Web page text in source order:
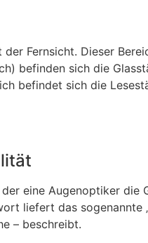
Fernsicht. Dieser
befinden sich die
befindet sich die
eine Augenoptiker die
liefert das sogenannte
– beschreibt.